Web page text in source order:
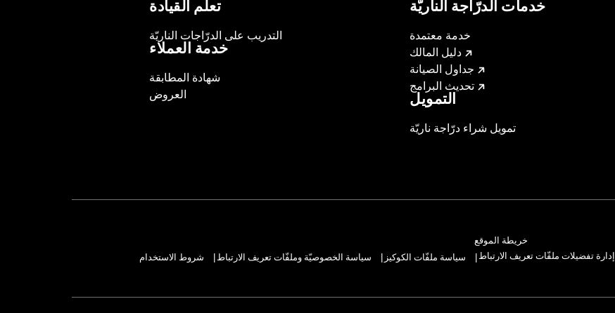
تعلّم القيادة
التدريب على الدرّاجات الناريّة
خدمة العملاء
شهادة المطابقة
العروض
خدمات الدرّاجة الناريّة
خدمة معتمدة
دليل المالك
جداول الصيانة
تحديث البرامج
التمويل
تمويل شراء درّاجة ناريّة
خريطة الموقع
شروط الاستخدام
سياسة الخصوصيّة وملفّات تعريف الارتباط سياسة ملفّات الكوكيز إدارة تفضيلات ملفّات تعريف الارتباط